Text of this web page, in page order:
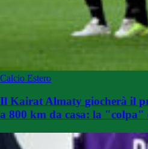
Calcio Estero
Il Kairat Almaty giocherà il
a 800 km da casa: la "colpa"